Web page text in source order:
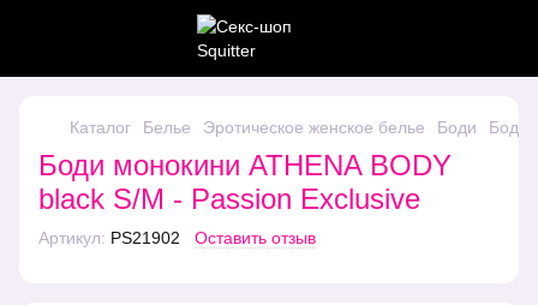
Каталог Белье Эротическое женское белье Боди Боди
Боди монокини ATHENA BODY
black S/M - Passion Exclusive
Артикул: PS21902 Оставить отзыв